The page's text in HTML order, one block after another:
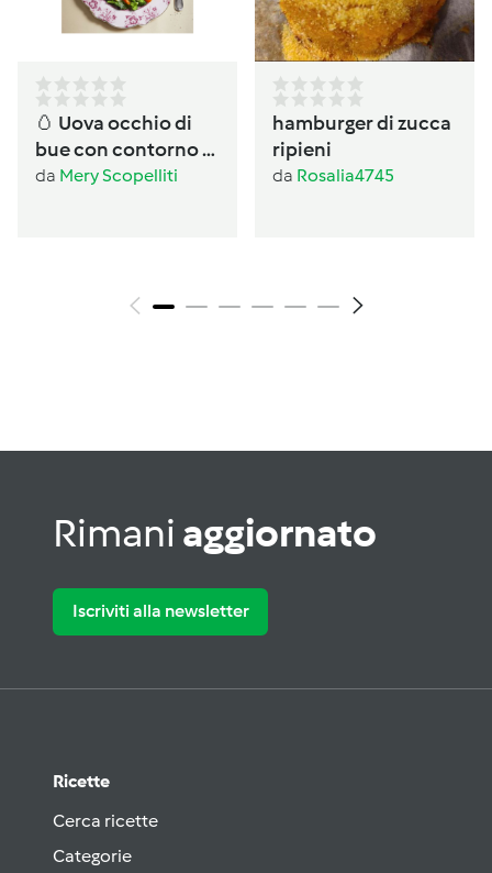
🥚 Uova occhio di
bue con contorno di
verdure al Varoma
da Mery Scopelliti
hamburger di zucca
ripieni
da Rosalia4745
Rimani aggiornato
Iscriviti alla newsletter
Ricette
Cerca ricette
Categorie